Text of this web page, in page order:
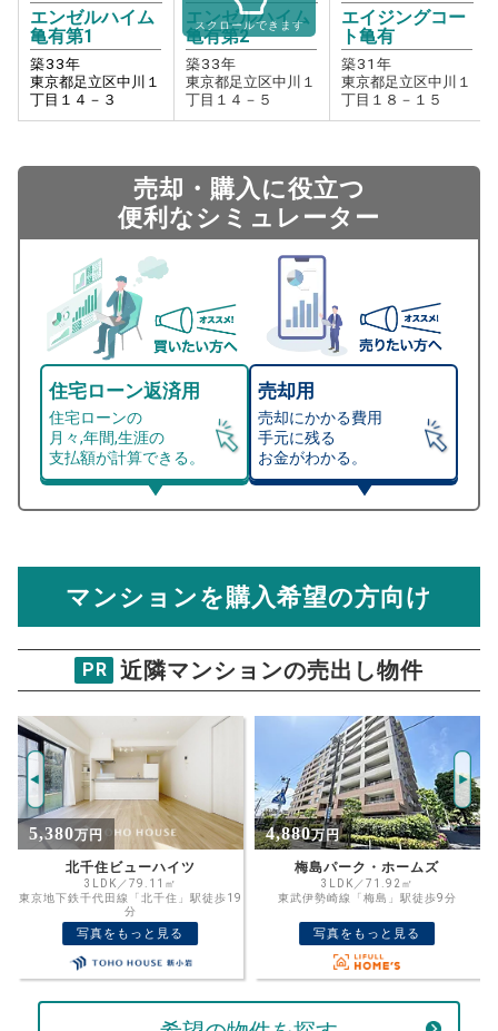
エンゼルハイム
亀有第1
築33年
東京都足立区中川１
丁目１４－３
エンゼルハイム
亀有第2
築33年
東京都足立区中川１
丁目１４－５
エイジングコー
ト亀有
築31 年
東京都足立区中川１
丁目１８－１５
スクロールできます
売却・購入に役立つ
便利なシミュレーター
住宅ローン返済用
住宅ローンの
月々,年間,生涯の
支払額が計算できる。
売却用
売却にかかる費用
手元に残る
お金がわかる。
総支払額シミュレーション
物件価格
万円
ご希望の
返済期間
年
住宅ローン
金利
%
ボーナス
返済金額
万円
マンション売却シミュレーター
エンゼルハイム亀有第1
試算条件 58㎡・3階
推定売却価格： 万円
資金計画のために査定額や希望売却価
格を入力して活用するのもおすすめ◎
売却価格
計算する
マンションを購入希望の方向け
PR 近隣マンションの売出し物件
4,880万円
梅島パーク・ホームズ
3LDK／71.92㎡
東武伊勢崎線「梅島」駅徒歩9分
写真をもっと見る
8,680万円
レコシティ・プライム
3LDK／82.35㎡
東武伊勢崎・大師線「西新井」駅徒歩4
写真をもっと見る